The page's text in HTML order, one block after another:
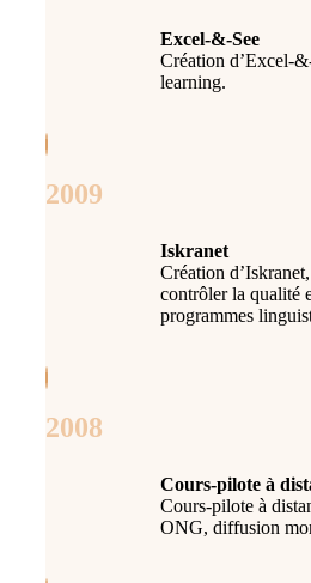
Excel-&-See
Création d’Excel-
learning.
2009
Iskranet
Création
contrôler la qualité
programmes
2008
Cours-pilote à
Cours-pilote à
ONG, diffusion